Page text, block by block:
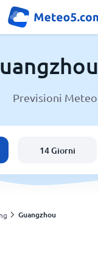
Previsioni Meteo
14 Giorni
Guangzhou